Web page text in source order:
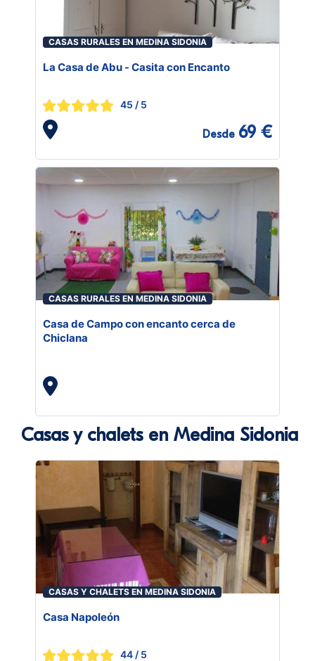
CASAS RURALES EN MEDINA SIDONIA
La Casa de Abu - Casita con Encanto
45 / 5
Desde 69 €
CASAS RURALES EN MEDINA SIDONIA
Casa de Campo con encanto cerca de
Chiclana
Casas y chalets en Medina Sidonia
CASAS Y CHALETS EN MEDINA SIDONIA
Casa Napoleón
44 / 5